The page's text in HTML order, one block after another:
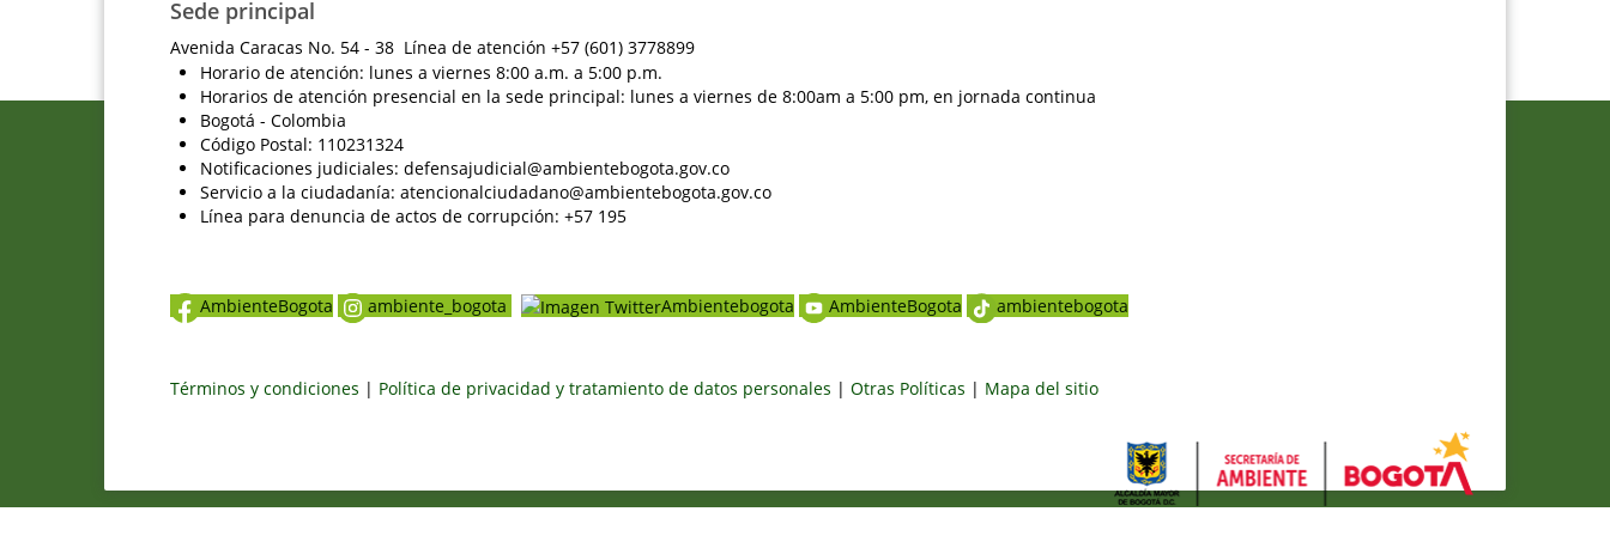
Sede principal
Avenida Caracas No. 54 - 38 Línea de atención +57 (601) 3778899
Horario de atención: lunes a viernes 8:00 a.m. a 5:00 p.m.
Horarios de atención presencial en la sede principal: lunes a viernes de 8:00am a 5:00 pm, en jornada continua
Bogotá - Colombia
Código Postal: 110231324
Notificaciones judiciales: defensajudicial@ambientebogota.gov.co
Servicio a la ciudadanía: atencionalciudadano@ambientebogota.gov.co
Línea para denuncia de actos de corrupción: +57 195
AmbienteBogota ambiente_bogota Ambientebogota AmbienteBogota ambientebogota
Términos y condiciones | Política de privacidad y tratamiento de datos personales | Otras Políticas | Mapa del sitio